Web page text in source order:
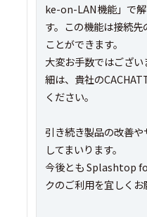
ke-on-LAN機能」で
す。この機能は接続
ことができます。
大変お手数ではござ
細は、貴社の
ください。
引き続き製品の改善
してまいります。
今後とも Splashtop
クのご利用を宜しくお